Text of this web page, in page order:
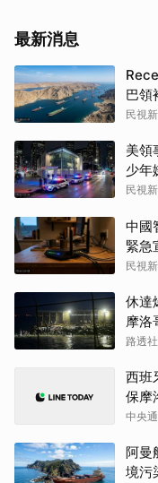
最新消息
巴領
民視
美領
少年
民視
中國
緊急
民視
休達
摩洛
路透社
西班
保摩
中央
阿曼
境污